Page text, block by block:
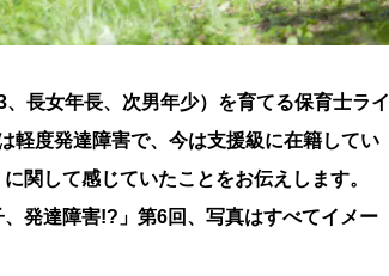
長女年長、次男年少）を育てる保育士ライ
軽度発達障害で、今は支援級に在籍してい
関して感じていたことをお伝えします。
、発達障害!?」第6回、写真はすべてイメー